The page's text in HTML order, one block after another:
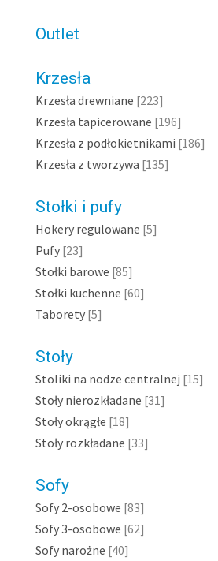
Outlet
Krzesła
Krzesła drewniane [223]
Krzesła tapicerowane [196]
Krzesła z podłokietnikami [186]
Krzesła z tworzywa [135]
Stołki i pufy
Hokery regulowane [5]
Pufy [23]
Stołki barowe [85]
Stołki kuchenne [60]
Taborety [5]
Stoły
Stoliki na nodze centralnej [15]
Stoły nierozkładane [31]
Stoły okrągłe [18]
Stoły rozkładane [33]
Sofy
Sofy 2-osobowe [83]
Sofy 3-osobowe [62]
Sofy narożne [40]